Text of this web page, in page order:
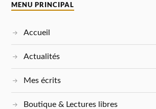
MENU PRINCIPAL
Accueil
Actualités
Mes écrits
Boutique & Lectures libres